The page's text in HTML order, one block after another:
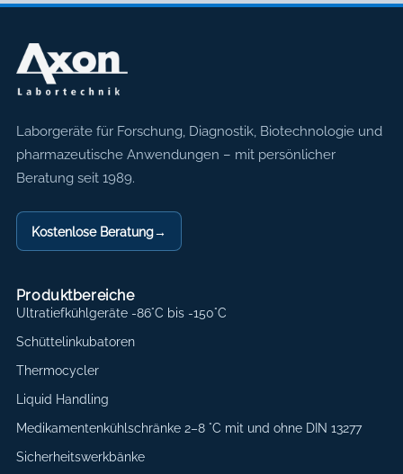
Axon Labortechnik
Laborgeräte für Forschung, Diagnostik, Biotechnologie und
pharmazeutische Anwendungen – mit persönlicher
Beratung seit 1989.
Kostenlose Beratung→
Produktbereiche
Ultratiefkühlgeräte -86°C bis -150°C
Schüttelinkubatoren
Thermocycler
Liquid Handling
Medikamentenkühlschränke 2–8 °C mit und ohne DIN 13277
Sicherheitswerkbänke